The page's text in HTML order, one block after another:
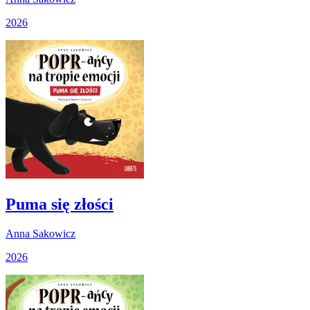
2026
Puma się złości
Anna Sakowicz
2026